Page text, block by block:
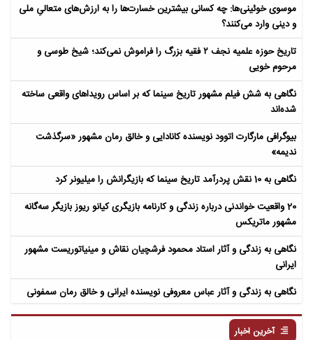
موسوی خوئینی‌ها: چه کسانی بیشترین خسارت‌ها را به ارزش‌های متعالیِ ملی
و دینی وارد می‌کنند؟
تاریخ حوزه علمیه نجف ۲ فقیه بزرگ را فراموش نمی‌کند؛ شیخ طوسی و
مرحوم خویی
نگاهی به شش فیلم مشهور تاریخ سینما که بر اساس رویداهای واقعی ساخته
شده‌اند
بیوگرافی مارگارت اتوود نویسنده کانادایی و خالق رمان مشهور «سرگذشت
ندیمه»
نگاهی به 10 نقش پردرآمد تاریخ سینما که بازیگرانش را میلیونر کرد
20 واقعیت خواندنی درباره زندگی و کارنامه بازیگری کیانو ریوز بازیگر سه‌گانه
مشهور ماتریکس
نگاهی به زندگی و آثار استاد محمود فرشچیان نقاش و مینیاتوریست مشهور
ایرانی
نگاهی به زندگی و آثار عباس معروفی نویسنده ایرانی و خالق رمان سمفونی
آخرین اخبار